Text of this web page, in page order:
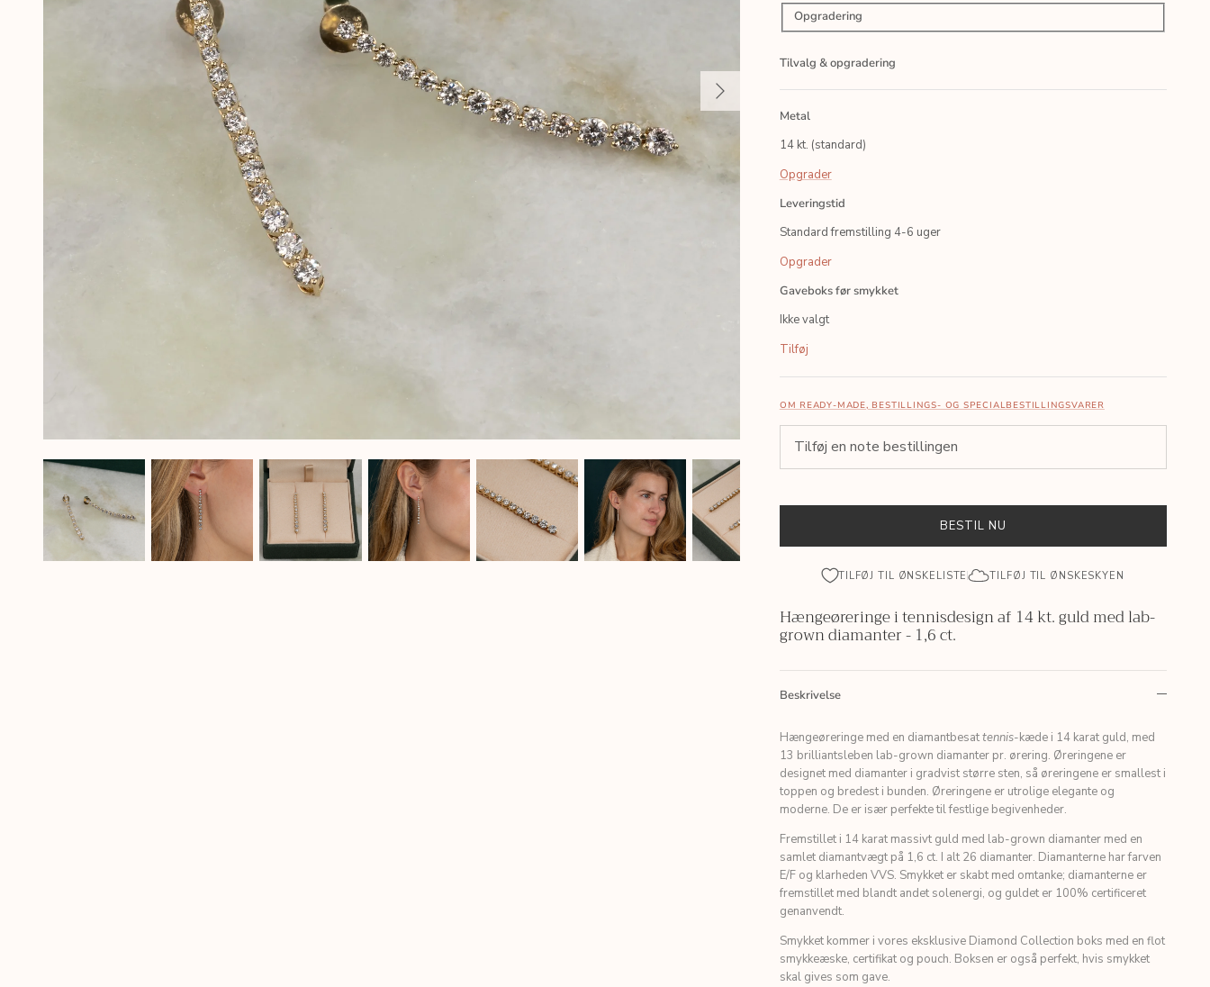
Opgradering
Tilvalg & opgradering
Metal
14 kt. (standard)
Opgrader
Leveringstid
Standard fremstilling 4-6 uger
Opgrader
Gaveboks før smykket
Ikke valgt
Tilføj
OM READY-MADE, BESTILLINGS- OG SPECIALBESTILLINGSVARER
BESTIL NU
TILFØJ TIL ØNSKELISTE TILFØJ TIL ØNSKESKYEN
Hængeøreringe i tennisdesign af 14 kt. guld med lab-
grown diamanter - 1,6 ct.
Beskrivelse
Hængeøreringe med en diamantbesattennis-kæde i 14 karat guld, med
13 brilliantsleben lab-grown diamanter pr. ørering. Øreringene er
designet med diamanter i gradvist større sten, så øreringene er smallest i
toppen og bredest i bunden. Øreringene er utrolige elegante og
moderne. De er især perfekte til festlige begivenheder.
Fremstillet i 14 karat massivt guld med lab-grown diamanter med en
samlet diamantvægt på 1,6 ct. I alt 26 diamanter. Diamanterne har farven
E/F og klarheden VVS. Smykket er skabt med omtanke; diamanterne er
fremstillet med blandt andet solenergi, og guldet er 100% certificeret
genanvendt.
Smykket kommer i vores eksklusive Diamond Collection boks med en flot
smykkeæske, certifikat og pouch. Boksen er også perfekt, hvis smykket
skal gives som gave.